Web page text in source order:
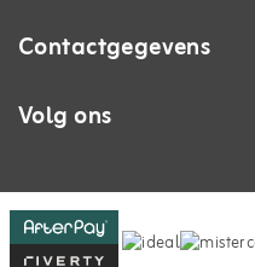
Contactgegevens
Volg ons